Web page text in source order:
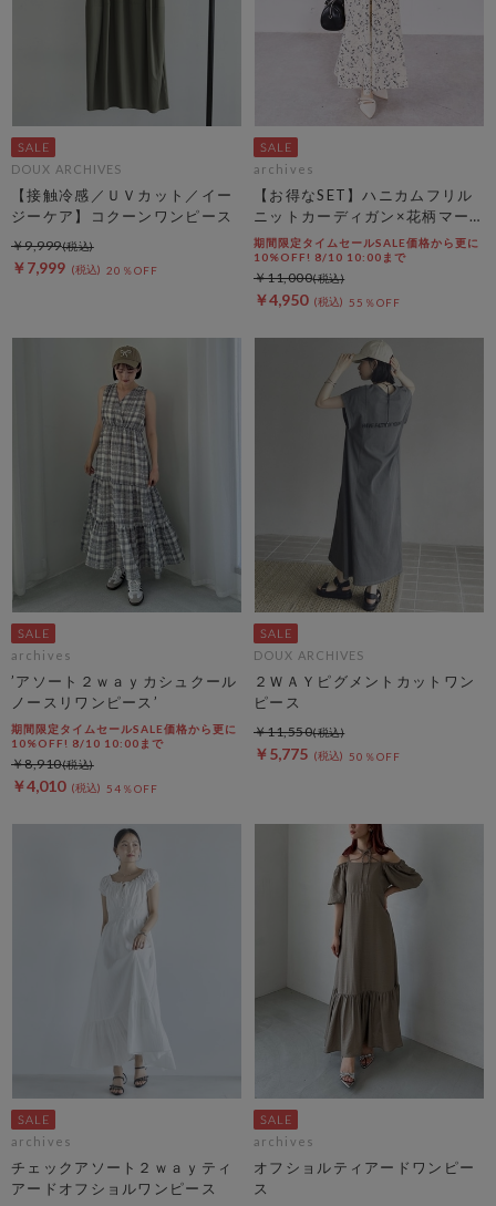
DOUX ARCHIVES
【接触冷感／ＵＶカット／イー
ジーケア】コクーンワンピース
￥7,999 20％OFF
￥9,999
archives
【お得なSET】ハニカムフリル
ニットカーディガン×花柄マー
メイドキャミｏｐＳＥＴ
期間限定タイムセールSALE価格から更に
10%OFF! 8/10 10:00まで
￥4,950 55％OFF
￥11,000
archives
’アソート２ｗａｙカシュクール
ノースリワンピース’
期間限定タイムセールSALE価格から更に
10%OFF! 8/10 10:00まで
￥4,010 54％OFF
￥8,910
DOUX ARCHIVES
２ＷＡＹピグメントカットワン
ピース
￥5,775 50％OFF
￥11,550
archives
チェックアソート２ｗａｙティ
アードオフショルワンピース
archives
オフショルティアードワンピー
ス